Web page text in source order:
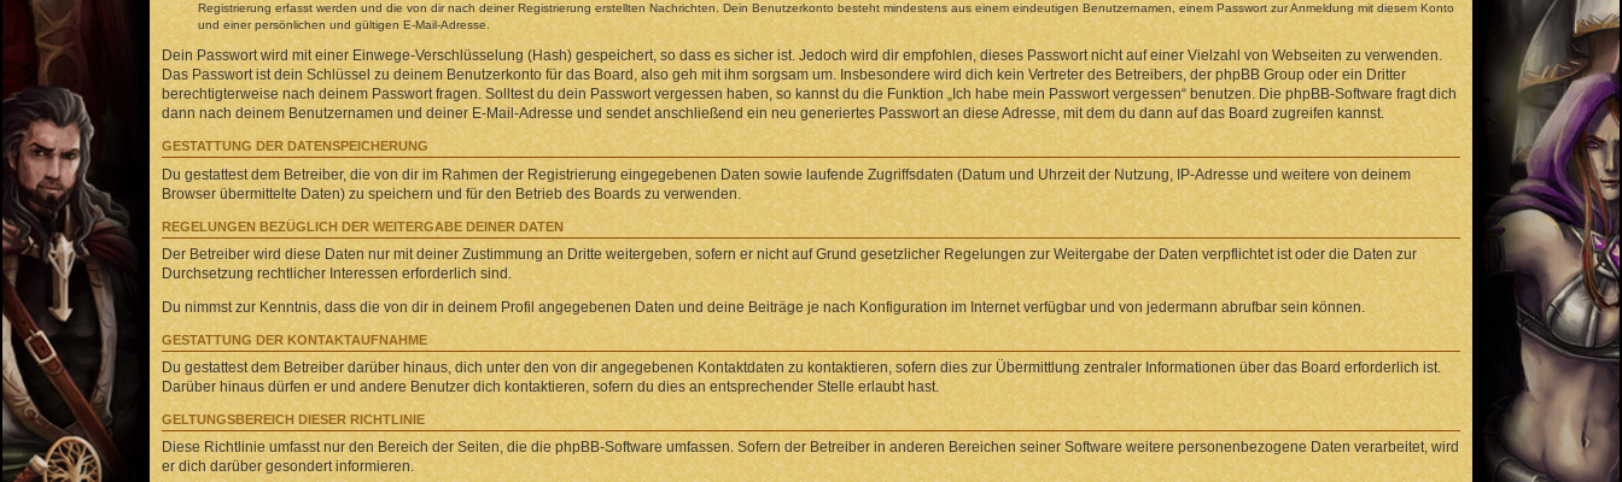
Registrierung erfasst werden und die von dir nach deiner Registrierung erstellten Nachrichten. Dein Benutzerkonto besteht mindestens aus einem eindeutigen Benutzernamen, einem Passwort zur Anmeldung mit diesem Konto
und einer persönlichen und gültigen E-Mail-Adresse.
Dein Passwort wird mit einer Einwege-Verschlüsselung (Hash) gespeichert, so dass es sicher ist. Jedoch wird dir empfohlen, dieses Passwort nicht auf einer Vielzahl von Webseiten zu verwenden.
Das Passwort ist dein Schlüssel zu deinem Benutzerkonto für das Board, also geh mit ihm sorgsam um. Insbesondere wird dich kein Vertreter des Betreibers, der phpBB Group oder ein Dritter
berechtigterweise nach deinem Passwort fragen. Solltest du dein Passwort vergessen haben, so kannst du die Funktion „Ich habe mein Passwort vergessen“ benutzen. Die phpBB-Software fragt dich
dann nach deinem Benutzernamen und deiner E-Mail-Adresse und sendet anschließend ein neu generiertes Passwort an diese Adresse, mit dem du dann auf das Board zugreifen kannst.
GESTATTUNG DER DATENSPEICHERUNG
Du gestattest dem Betreiber, die von dir im Rahmen der Registrierung eingegebenen Daten sowie laufende Zugriffsdaten (Datum und Uhrzeit der Nutzung, IP-Adresse und weitere von deinem
Browser übermittelte Daten) zu speichern und für den Betrieb des Boards zu verwenden.
REGELUNGEN BEZÜGLICH DER WEITERGABE DEINER DATEN
Der Betreiber wird diese Daten nur mit deiner Zustimmung an Dritte weitergeben, sofern er nicht auf Grund gesetzlicher Regelungen zur Weitergabe der Daten verpflichtet ist oder die Daten zur
Durchsetzung rechtlicher Interessen erforderlich sind.
Du nimmst zur Kenntnis, dass die von dir in deinem Profil angegebenen Daten und deine Beiträge je nach Konfiguration im Internet verfügbar und von jedermann abrufbar sein können.
GESTATTUNG DER KONTAKTAUFNAHME
Du gestattest dem Betreiber darüber hinaus, dich unter den von dir angegebenen Kontaktdaten zu kontaktieren, sofern dies zur Übermittlung zentraler Informationen über das Board erforderlich ist.
Darüber hinaus dürfen er und andere Benutzer dich kontaktieren, sofern du dies an entsprechender Stelle erlaubt hast.
GELTUNGSBEREICH DIESER RICHTLINIE
Diese Richtlinie umfasst nur den Bereich der Seiten, die die phpBB-Software umfassen. Sofern der Betreiber in anderen Bereichen seiner Software weitere personenbezogene Daten verarbeitet, wird
er dich darüber gesondert informieren.